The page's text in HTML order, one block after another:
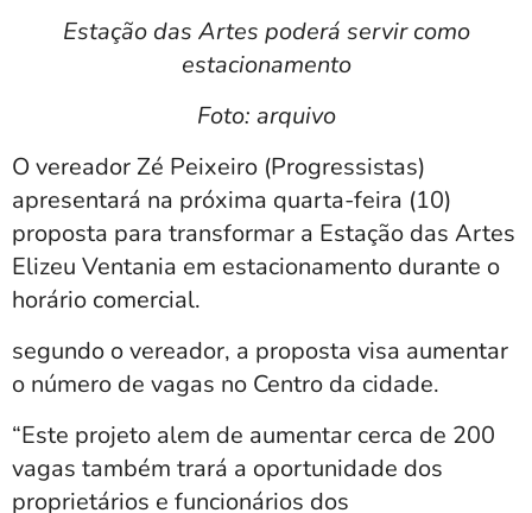
Estação das Artes poderá servir como
estacionamento
Foto: arquivo
O vereador Zé Peixeiro (Progressistas)
apresentará na próxima quarta-feira (10)
proposta para transformar a Estação das Artes
Elizeu Ventania em estacionamento durante o
horário comercial.
segundo o vereador, a proposta visa aumentar
o número de vagas no Centro da cidade.
“Este projeto alem de aumentar cerca de 200
vagas também trará a oportunidade dos
proprietários e funcionários dos